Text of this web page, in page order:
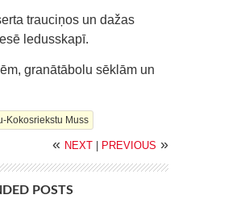
trauciņos un dažas
ledusskapī.
granātābolu sēklām un
Kokosriekstu Muss
« NEXT PREVIOUS »
POSTS